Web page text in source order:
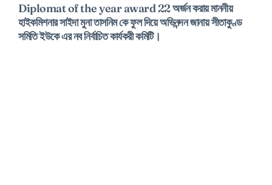
Diplomat of the year award 22 অর্জন করায় মাননীয়
হাইকমিশনার সাইদা মুনা তাসনিম কে ফুল দিয়ে অভিনন্দন জানায় সীতাকুণ্ড
সমিতি ইউকে এর নব নির্বাচিত কার্যকরী কমিটি।